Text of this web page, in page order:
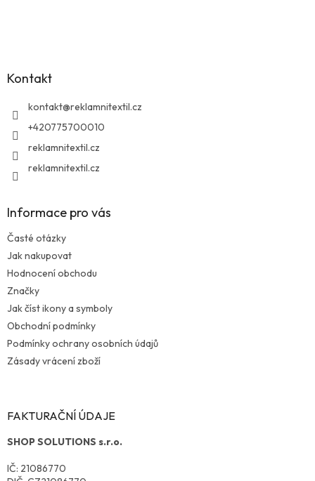
Kontakt
kontakt@reklamnitextil.cz
+420775700010
reklamnitextil.cz
reklamnitextil.cz
Informace pro vás
Časté otázky
Jak nakupovat
Hodnocení obchodu
Značky
Jak číst ikony a symboly
Obchodní podmínky
Podmínky ochrany osobních údajů
Zásady vrácení zboží
FAKTURAČNÍ ÚDAJE
SHOP SOLUTIONS s.r.o.
IČ: 21086770